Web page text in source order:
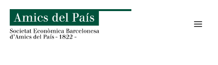
contenido